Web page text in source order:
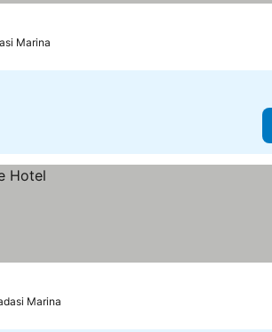
Marina
Marina